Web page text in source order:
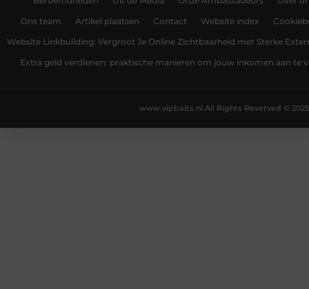
Ons team Artikel plaatsen Contact Website index
Website Linkbuilding: Vergroot Je Online Zichtbaarheid met Sterke
Extra geld verdienen: praktische manieren om jouw inkomen aan te
All Rights Reserved © 2025
www.vipbaits.nl.